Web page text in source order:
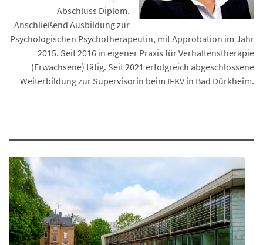
Abschluss Diplom.
Anschließend Ausbildung zur
Psychologischen Psychotherapeutin, mit Approbation im Jahr
2015. Seit 2016 in eigener Praxis für Verhaltenstherapie
(Erwachsene) tätig. Seit 2021 erfolgreich abgeschlossene
Weiterbildung zur Supervisorin beim IFKV in Bad Dürkheim.